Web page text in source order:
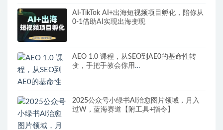
AI·TikTok AI+出海短视频项目孵化，陪你从
0-1借助AI实现出海变现
AEO 1.0 课程，从SEO到AE0的基命性转
变，手把手教会你用
2025公众号小绿书AI治愈图片领域，月入
过W，蓝海赛道【附工具+指令】